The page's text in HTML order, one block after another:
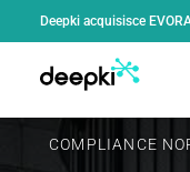
Deepki acquisisce
COMPLIANCE
Pannello di